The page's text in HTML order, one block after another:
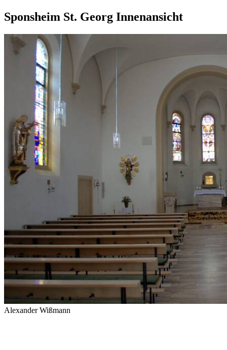
Sponsheim St. Georg Innenansicht
Alexander Wißmann